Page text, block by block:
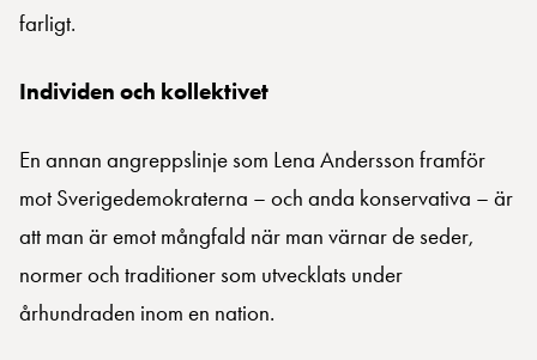
farligt.
Individen och kollektivet
En annan angreppslinje som Lena Andersson framför
mot Sverigedemokraterna – och anda konservativa – är
att man är emot mångfald när man värnar de seder,
normer och traditioner som utvecklats under
århundraden inom en nation.